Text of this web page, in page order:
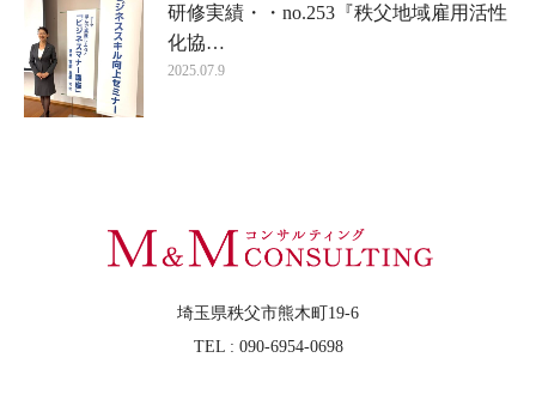
研修実績・・no.253『秩父地域雇用活性
化協…
2025.07.9
埼玉県秩父市熊木町19-6
TEL : 090-6954-0698